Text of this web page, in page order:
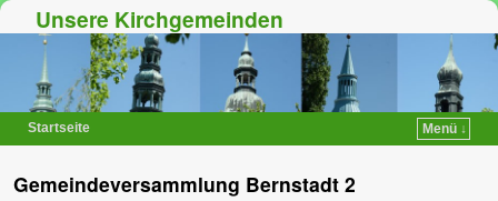
Unsere Kirchgemeinden
Startseite
Menü ↓
Gemeindeversammlung Bernstadt 2